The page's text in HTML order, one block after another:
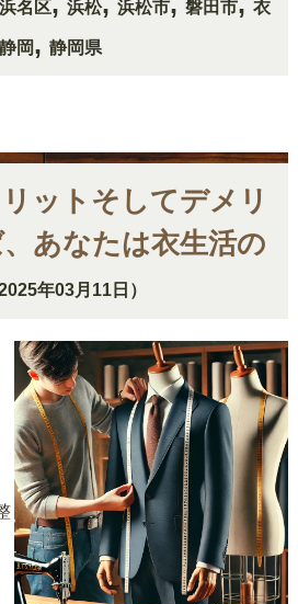
浜名区 浜松 浜松市 磐田市 衣
静岡, 静岡県
ットそしてデメリ
あなたは衣生活の
2025年03月11日）